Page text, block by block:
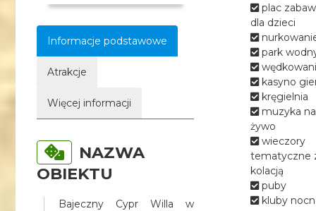
Informacje podstawowe
Atrakcje
Więcej informacji
NAZWA
OBIEKTU
Bajeczny Cypr Willa w
plac zabaw
dla dzieci
park
kasyno
kręgielnia
muzyka na
żywo
wieczory
tematyczne
kolacją
puby
kluby